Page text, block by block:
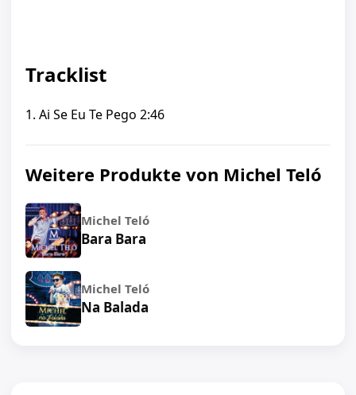
Tracklist
1. Ai Se Eu Te Pego 2:46
Weitere Produkte von Michel Teló
Michel Teló
Bara Bara
Michel Teló
Na Balada